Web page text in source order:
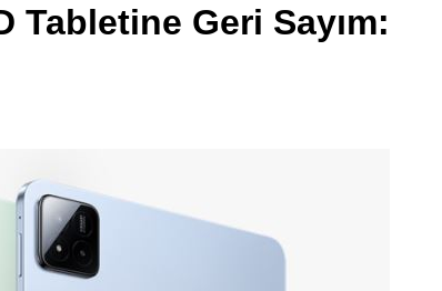
Tabletine Geri Sayım: